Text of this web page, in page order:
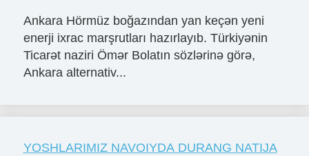
Ankara Hörmüz boğazından yan keçən yeni
enerji ixrac marşrutları hazırlayıb. Türkiyənin
Ticarət naziri Ömər Bolatın sözlərinə görə,
Ankara alternativ...
YOSHLARIMIZ NAVOIYDA DURANG NATIJA